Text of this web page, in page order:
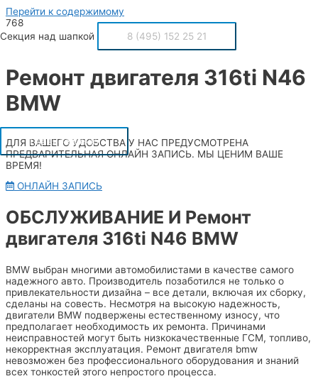
Перейти к содержимому
Секция над шапкой 8 (495) 152 25 21
Главное меню
Ремонт двигателя 316ti N46
BMW
ДЛЯ ВАШЕГО УДОБСТВА У НАС ПРЕДУСМОТРЕНА
ПРЕДВАРИТЕЛЬНАЯ ОНЛАЙН ЗАПИСЬ. МЫ ЦЕНИМ ВАШЕ
ВРЕМЯ!
ОНЛАЙН ЗАПИСЬ
ОБСЛУЖИВАНИЕ И Ремонт
двигателя 316ti N46 BMW
BMW выбран многими автомобилистами в качестве самого
надежного авто. Производитель позаботился не только о
привлекательности дизайна – все детали, включая их сборку,
сделаны на совесть. Несмотря на высокую надежность,
двигатели BMW подвержены естественному износу, что
предполагает необходимость их ремонта. Причинами
неисправностей могут быть низкокачественные ГСМ, топливо,
некорректная эксплуатация. Ремонт двигателя bmw
невозможен без профессионального оборудования и знаний
всех тонкостей этого непростого процесса.